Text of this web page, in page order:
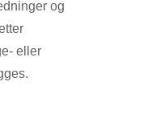
og
eller